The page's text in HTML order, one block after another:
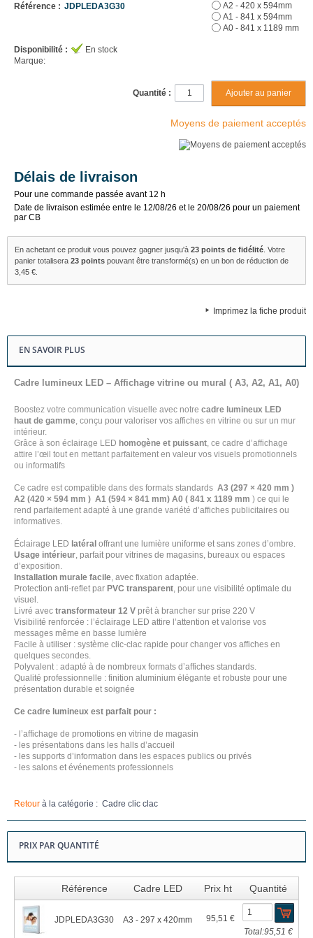
A2 - 420 x 594mm
A1 - 841 x 594mm
A0 - 841 x 1189 mm
Référence : JDPLEDA3G30
Disponibilité :
En stock
Marque:
Quantité :
Moyens de paiement acceptés
Délais de livraison
Pour une commande passée avant 12 h
Date de livraison estimée entre le 12/08/26 et le 20/08/26 pour un paiement
par CB
En achetant ce produit vous pouvez gagner jusqu'à 23 points de fidélité . Votre
panier totalisera 23 points pouvant être transformé(s) en un bon de réduction de
3,45 €
Imprimez la fiche produit
EN SAVOIR PLUS
Cadre lumineux LED – Affichage vitrine ou mural ( A3, A2, A1, A0)
Boostez votre communication visuelle avec notre cadre lumineux LED
haut de gamme, conçu pour valoriser vos affiches en vitrine ou sur un mur
intérieur.
Grâce à son éclairage LED homogène et puissant, ce cadre d’affichage
attire l’œil tout en mettant parfaitement en valeur vos visuels promotionnels
ou informatifs
Ce cadre est compatible dans des formats standards A3 (297 × 420 mm )
A2 (420 × 594 mm ) A1 (594 × 841 mm) A0 ( 841 x 1189 mm ) ce qui le
rend parfaitement adapté à une grande variété d’affiches publicitaires ou
informatives.
Éclairage LED latéral offrant une lumière uniforme et sans zones d’ombre.
Usage intérieur, parfait pour vitrines de magasins, bureaux ou espaces
d’exposition.
Installation murale facile, avec fixation adaptée.
Protection anti-reflet par PVC transparent, pour une visibilité optimale du
visuel.
Livré avec transformateur 12 V prêt à brancher sur prise 220 V
Visibilité renforcée : l’éclairage LED attire l’attention et valorise vos
messages même en basse lumière
Facile à utiliser : système clic-clac rapide pour changer vos affiches en
quelques secondes.
Polyvalent : adapté à de nombreux formats d’affiches standards.
Qualité professionnelle : finition aluminium élégante et robuste pour une
présentation durable et soignée
Ce cadre lumineux est parfait pour :
- l’affichage de promotions en vitrine de magasin
- les présentations dans les halls d’accueil
- les supports d’information dans les espaces publics ou privés
- les salons et événements professionnels
Retour à la catégorie : Cadre clic clac
PRIX PAR QUANTITÉ
Référence Cadre LED Prix ht Quantité
JDPLEDA3G30 A3 - 297 x 420mm
95,51 €
Total:95,51 €